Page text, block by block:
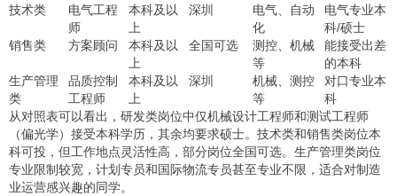
技术类
电气工程
师
本科及以
上
深圳
电气、自动
化
电气专业本
科/硕士
销售类
方案顾问
本科及以
上
全国可选
测控、机械
等
能接受出差
的本科
生产管理
类
品质控制
工程师
本科及以
上
深圳
机械、测控
等
对口专业本
科
从对照表可以看出，研发类岗位中仅机械设计工程师和测试工程师
（偏光学）接受本科学历，其余均要求硕士。技术类和销售类岗位本
科可投，但工作地点灵活性高，部分岗位全国可选。生产管理类岗位
专业限制较宽，计划专员和国际物流专员甚至专业不限，适合对制造
业运营感兴趣的同学。